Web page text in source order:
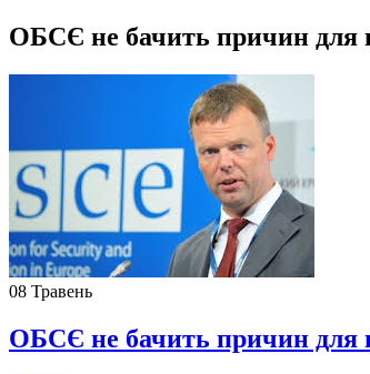
ОБСЄ не бачить причин для
08 Травень
ОБСЄ не бачить причин для